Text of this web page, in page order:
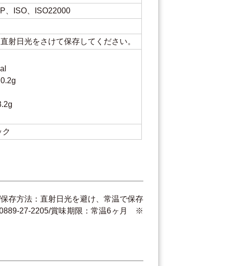
、ISO、ISO22000
射日光をさけて保存してください。
ク
存方法：直射日光を避け、常温で保存
27-2205/賞味期限：常温6ヶ月 ※